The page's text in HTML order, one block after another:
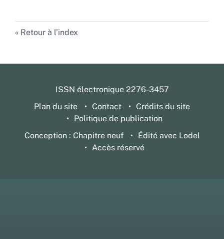
Retour à l’index
ISSN électronique 2276-3457
Plan du site
Contact
Crédits du site
Politique de publication
Conception : Chapitre neuf
Édité avec Lodel
Accès réservé